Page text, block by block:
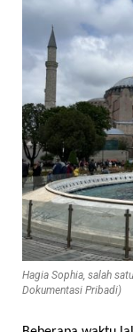
Hagia Sophia, salah
Dokumentasi Pribadi)